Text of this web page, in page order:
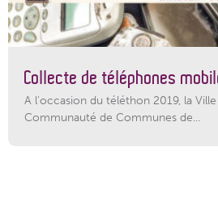
Collecte de téléphones
A l'occasion du téléthon 2019, la
Communauté de Communes de...